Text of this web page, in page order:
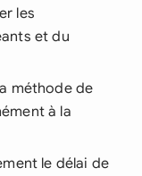
les
et du
méthode de
à la
le délai de